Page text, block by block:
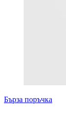
Бърза поръчка